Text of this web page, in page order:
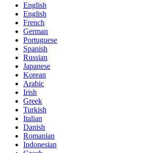
English
English
French
German
Portuguese
Spanish
Russian
Japanese
Korean
Arabic
Irish
Greek
Turkish
Italian
Danish
Romanian
Indonesian